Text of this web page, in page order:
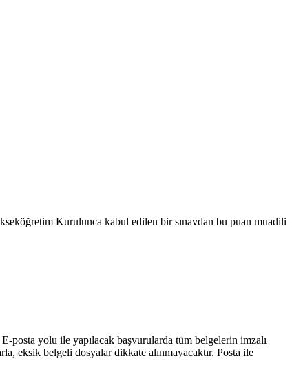
Kurulunca kabul edilen bir sınavdan bu puan muadili
posta yolu ile yapılacak başvurularda tüm belgelerin imzalı
eksik belgeli dosyalar dikkate alınmayacaktır. Posta ile